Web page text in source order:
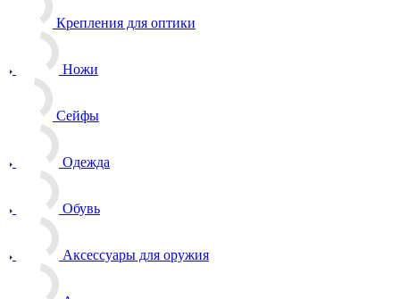
Крепления для оптики
Ножи
Сейфы
Одежда
Обувь
Аксессуары для оружия